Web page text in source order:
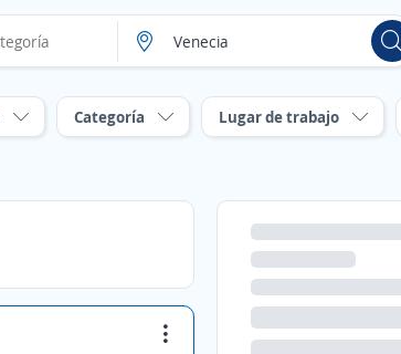
Categoría Lugar de trabajo